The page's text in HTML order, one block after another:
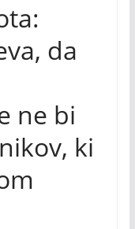
da
ne bi
ki